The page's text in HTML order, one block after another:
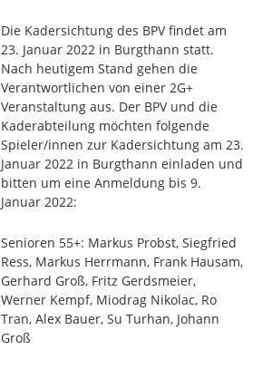
Die Kadersichtung des BPV findet am
23. Januar 2022 in Burgthann statt.
Nach heutigem Stand gehen die
Verantwortlichen von einer 2G+
Veranstaltung aus. Der BPV und die
Kaderabteilung möchten folgende
Spieler/innen zur Kadersichtung am 23.
Januar 2022 in Burgthann einladen und
bitten um eine Anmeldung bis 9.
Januar 2022:
Senioren 55+: Markus Probst, Siegfried
Ress, Markus Herrmann, Frank Hausam,
Gerhard Groß, Fritz Gerdsmeier,
Werner Kempf, Miodrag Nikolac, Ro
Tran, Alex Bauer, Su Turhan, Johann
Groß